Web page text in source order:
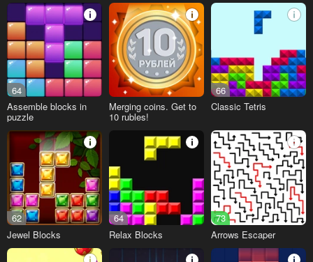
64
Assemble blocks in
puzzle
Merging coins. Get to
10 rubles!
66
Classic Tetris
62
Jewel Blocks
64
Relax Blocks
73
Arrows Escaper